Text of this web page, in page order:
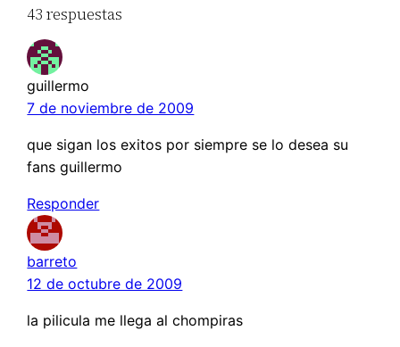
43 respuestas
guillermo
7 de noviembre de 2009
que sigan los exitos por siempre se lo desea su
fans guillermo
Responder
barreto
12 de octubre de 2009
la pilicula me llega al chompiras